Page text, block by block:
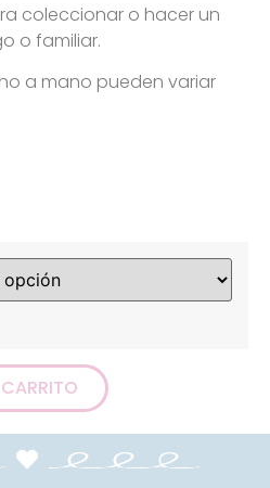
coleccionar o hacer un
o familiar.
a mano pueden variar